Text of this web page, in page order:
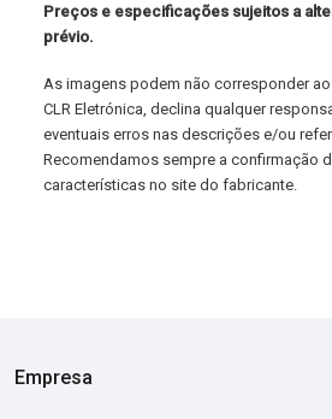
Preços e especificações sujeitos a
prévio.
As imagens podem não corresponder
CLR Eletrónica, declina qualquer
eventuais erros nas descrições e/ou
Recomendamos sempre a confirmação
características no site do fabricante.
Empresa